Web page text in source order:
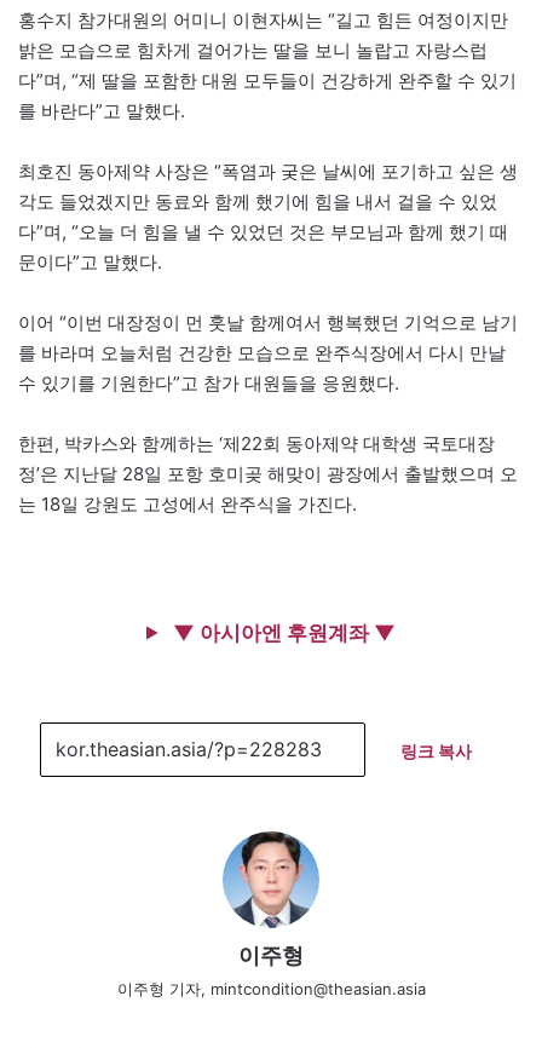
홍수지 참가대원의 어미니 이현자씨는 “길고 힘든 여정이지만
밝은 모습으로 힘차게 걸어가는 딸을 보니 놀랍고 자랑스럽
다”며, “제 딸을 포함한 대원 모두들이 건강하게 완주할 수 있기
를 바란다”고 말했다.
최호진 동아제약 사장은 “폭염과 궂은 날씨에 포기하고 싶은 생
각도 들었겠지만 동료와 함께 했기에 힘을 내서 걸을 수 있었
다”며, “오늘 더 힘을 낼 수 있었던 것은 부모님과 함께 했기 때
문이다”고 말했다.
이어 “이번 대장정이 먼 훗날 함께여서 행복했던 기억으로 남기
를 바라며 오늘처럼 건강한 모습으로 완주식장에서 다시 만날
수 있기를 기원한다”고 참가 대원들을 응원했다.
한편, 박카스와 함께하는 ‘제22회 동아제약 대학생 국토대장
정’은 지난달 28일 포항 호미곶 해맞이 광장에서 출발했으며 오
는 18일 강원도 고성에서 완주식을 가진다.
▼ 아시아엔 후원계좌 ▼
링크 복사
이주형
이주형 기자, mintcondition@theasian.asia